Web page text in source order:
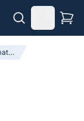
Onderlijnmateriaal & Toebehoren